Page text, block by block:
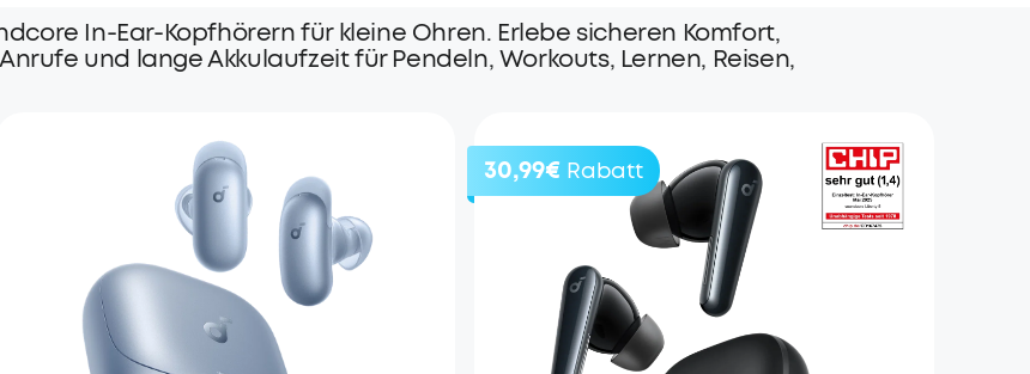
In-Ear-Kopfhörern für kleine Ohren. Erlebe sicheren Komfort,
und lange Akkulaufzeit für Pendeln, Workouts, Lernen, Reisen,
30,99€ Rabatt